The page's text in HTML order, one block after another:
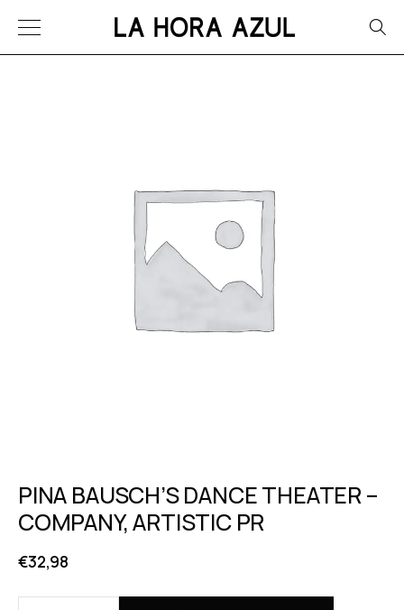
PINA BAUSCH’S DANCE THEATER –
COMPANY, ARTISTIC PR
€32,98